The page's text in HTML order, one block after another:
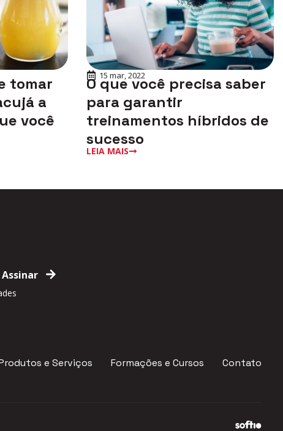
tomar
a
você
15 mar, 2022
O que você precisa saber
para garantir
treinamentos híbridos de
sucesso
LEIA MAIS
e Serviços Formações e Cursos Contato